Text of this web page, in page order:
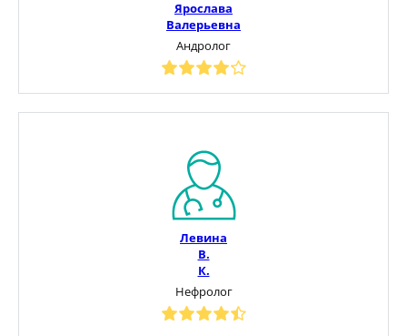
Ярослава
Валерьевна
Андролог
Левина
В.
К.
Нефролог